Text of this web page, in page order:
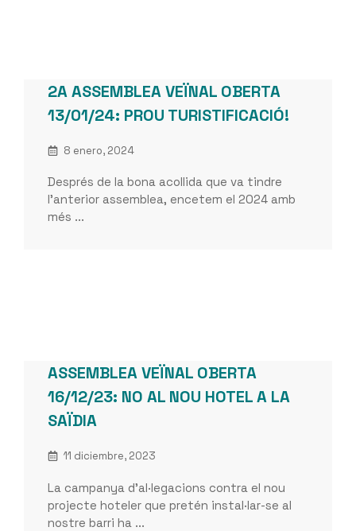
2A ASSEMBLEA VEÏNAL OBERTA
13/01/24: PROU TURISTIFICACIÓ!
8 enero, 2024
Després de la bona acollida que va tindre
l’anterior assemblea, encetem el 2024 amb
més ...
ASSEMBLEA VEÏNAL OBERTA
16/12/23: NO AL NOU HOTEL A LA
SAÏDIA
11 diciembre, 2023
La campanya d’al·legacions contra el nou
projecte hoteler que pretén instal·lar-se al
nostre barri ha ...